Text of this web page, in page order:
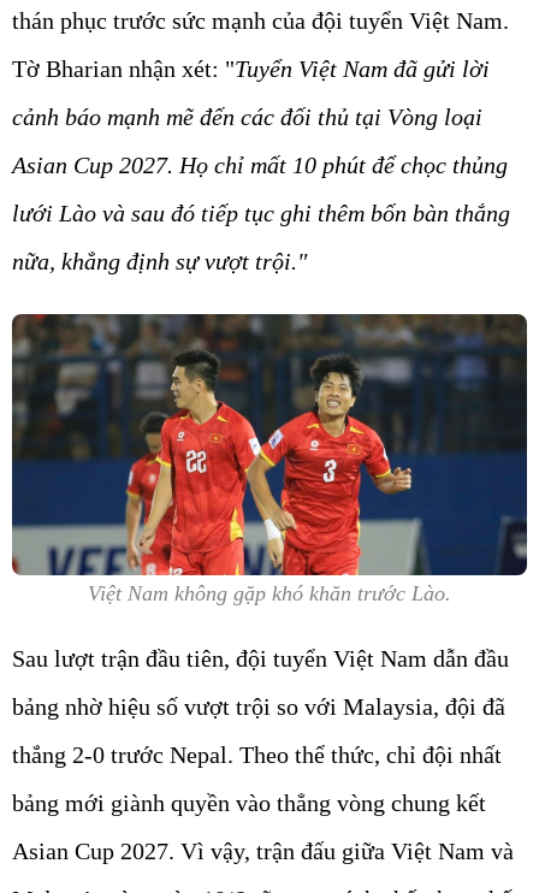
thán phục trước sức mạnh của đội tuyển Việt Nam.
Tờ Bharian nhận xét: "Tuyển Việt Nam đã gửi lời
cảnh báo mạnh mẽ đến các đối thủ tại Vòng loại
Asian Cup 2027. Họ chỉ mất 10 phút để chọc thủng
lưới Lào và sau đó tiếp tục ghi thêm bốn bàn thắng
nữa, khẳng định sự vượt trội."
Việt Nam không gặp khó khăn trước Lào.
Sau lượt trận đầu tiên, đội tuyển Việt Nam dẫn đầu
bảng nhờ hiệu số vượt trội so với Malaysia, đội đã
thắng 2-0 trước Nepal. Theo thể thức, chỉ đội nhất
bảng mới giành quyền vào thẳng vòng chung kết
Asian Cup 2027. Vì vậy, trận đấu giữa Việt Nam và